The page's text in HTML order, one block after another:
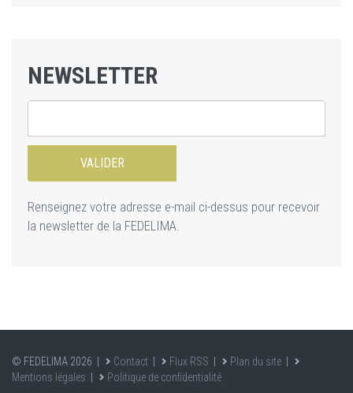
NEWSLETTER
Renseignez votre adresse e-mail ci-dessus pour recevoir
la newsletter de la FEDELIMA.
© FEDELIMA 2026 | Contact Flux RSS Plan du site
Mentions légales
Politique de confidentialité